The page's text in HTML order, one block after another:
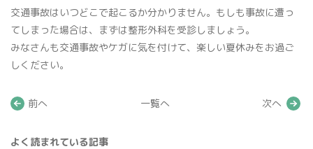
交通事故はいつどこで起こるか分かりません。もしも事故に遭っ
てしまった場合は、まずは整形外科を受診しましょう。
みなさんも交通事故やケガに気を付けて、楽しい夏休みをお過ご
しください。
前へ 一覧へ 次へ
よく読まれている記事